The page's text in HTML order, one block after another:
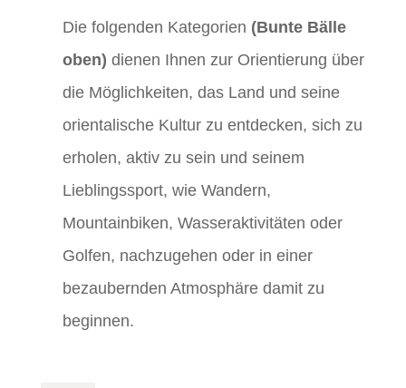
Die folgenden Kategorien (Bunte Bälle
oben) dienen Ihnen zur Orientierung über
die Möglichkeiten, das Land und seine
orientalische Kultur zu entdecken, sich zu
erholen, aktiv zu sein und seinem
Lieblingssport, wie Wandern,
Mountainbiken, Wasseraktivitäten oder
Golfen, nachzugehen oder in einer
bezaubernden Atmosphäre damit zu
beginnen.